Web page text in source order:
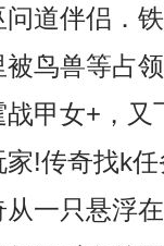
道伴侣．
鸟兽等占
甲女+，
!传奇找k
一只悬浮